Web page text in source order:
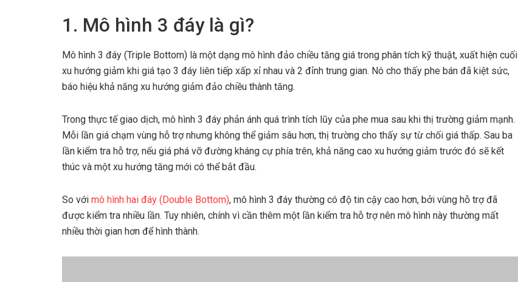
1. Mô hình 3 đáy là gì?
Mô hình 3 đáy (Triple Bottom) là một dạng mô hình đảo chiều tăng giá trong phân tích kỹ thuật, xuất hiện cuối
xu hướng giảm khi giá tạo 3 đáy liên tiếp xấp xỉ nhau và 2 đỉnh trung gian. Nó cho thấy phe bán đã kiệt sức,
báo hiệu khả năng xu hướng giảm đảo chiều thành tăng.
Trong thực tế giao dịch, mô hình 3 đáy phản ánh quá trình tích lũy của phe mua sau khi thị trường giảm mạnh.
Mỗi lần giá chạm vùng hỗ trợ nhưng không thể giảm sâu hơn, thị trường cho thấy sự từ chối giá thấp. Sau ba
lần kiểm tra hỗ trợ, nếu giá phá vỡ đường kháng cự phía trên, khả năng cao xu hướng giảm trước đó sẽ kết
thúc và một xu hướng tăng mới có thể bắt đầu.
So với mô hình hai đáy (Double Bottom), mô hình 3 đáy thường có độ tin cậy cao hơn, bởi vùng hỗ trợ đã
được kiểm tra nhiều lần. Tuy nhiên, chính vì cần thêm một lần kiểm tra hỗ trợ nên mô hình này thường mất
nhiều thời gian hơn để hình thành.